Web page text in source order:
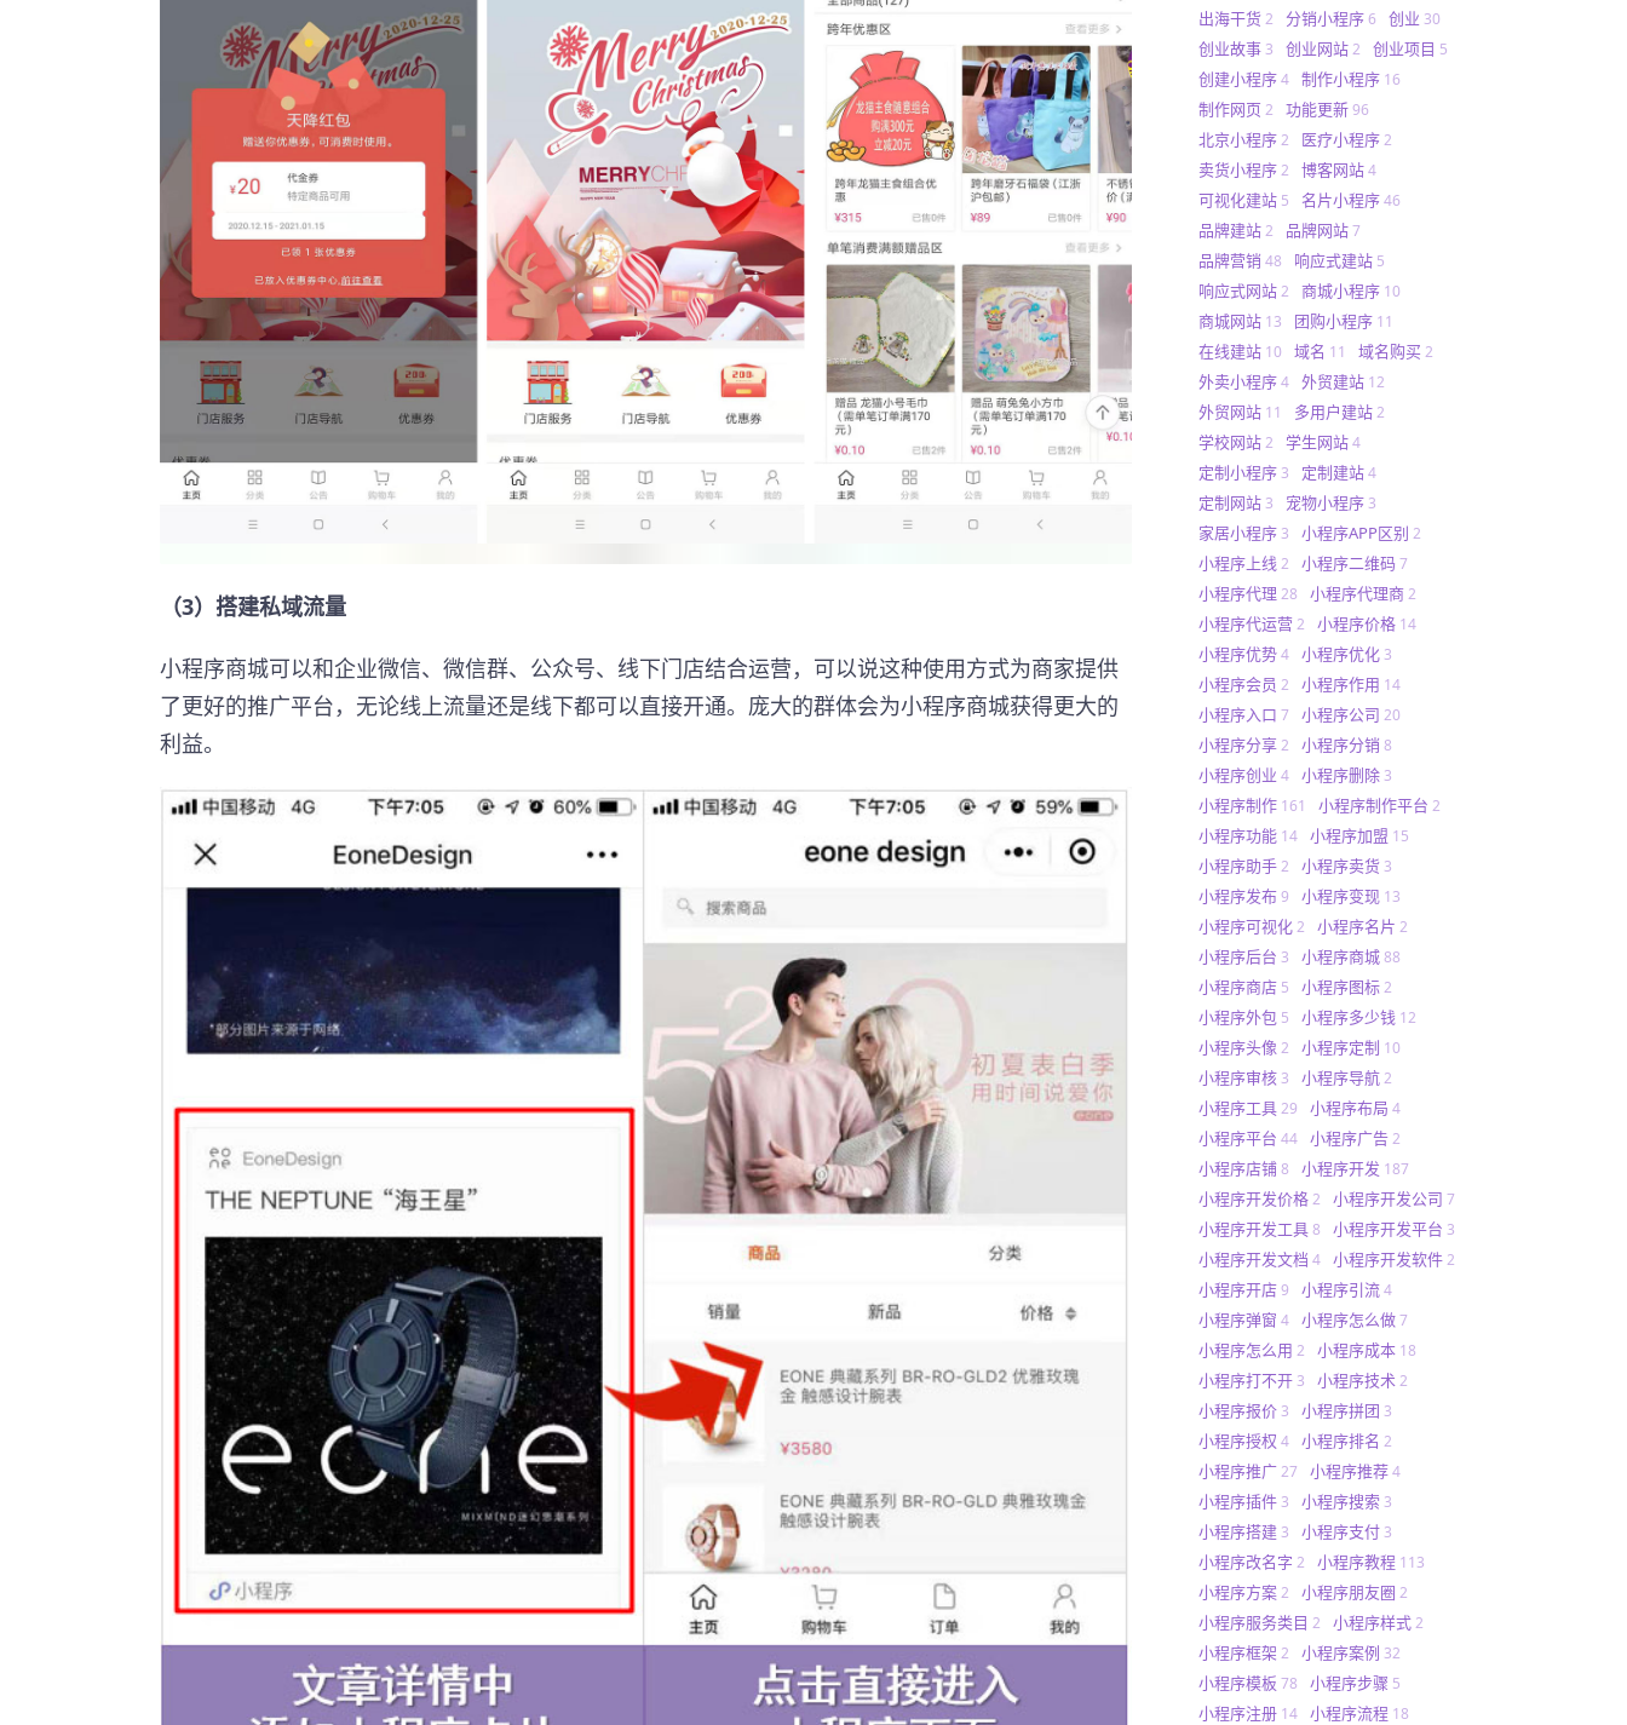
（3）搭建私域流量
小程序商城可以和企业微信、微信群、公众号、线下门店结合运营，可以说这种使用方式为商家提供
了更好的推广平台，无论线上流量还是线下都可以直接开通。庞大的群体会为小程序商城获得更大的
利益。
出海干货 2 分销小程序 6 创业 30
创业故事 3 创业网站 2 创业项目 5
创建小程序 4 制作小程序 16
制作网页 2 功能更新 96
北京小程序 2 医疗小程序 2
卖货小程序 2 博客网站 4
可视化建站 5 名片小程序 46
品牌建站 2 品牌网站 7
品牌营销 48 响应式建站 5
响应式网站 2 商城小程序 10
商城网站 13 团购小程序 11
在线建站 10 域名 11 域名购买 2
外卖小程序 4 外贸建站 12
外贸网站 11 多用户建站 2
学校网站 2 学生网站 4
定制小程序 3 定制建站 4
定制网站 3 宠物小程序 3
家居小程序 3 小程序APP区别 2
小程序上线 2 小程序二维码 7
小程序代理 28 小程序代理商 2
小程序代运营 2 小程序价格 14
小程序优势 4 小程序优化 3
小程序会员 2 小程序作用 14
小程序入口 7 小程序公司 20
小程序分享 2 小程序分销 8
小程序创业 4 小程序删除 3
小程序制作 161 小程序制作平台 2
小程序功能 14 小程序加盟 15
小程序助手 2 小程序卖货 3
小程序发布 9 小程序变现 13
小程序可视化 2 小程序名片 2
小程序后台 3 小程序商城 88
小程序商店 5 小程序图标 2
小程序外包 5 小程序多少钱 12
小程序头像 2 小程序定制 10
小程序审核 3 小程序导航 2
小程序工具 29 小程序布局 4
小程序平台 44 小程序广告 2
小程序店铺 8 小程序开发 187
小程序开发价格 2 小程序开发公司 7
小程序开发工具 8 小程序开发平台 3
小程序开发文档 4 小程序开发软件 2
小程序开店 9 小程序引流 4
小程序弹窗 4 小程序怎么做 7
小程序怎么用 2 小程序成本 18
小程序打不开 3 小程序技术 2
小程序报价 3 小程序拼团 3
小程序授权 4 小程序排名 2
小程序推广 27 小程序推荐 4
小程序插件 3 小程序搜索 3
小程序搭建 3 小程序支付 3
小程序改名字 2 小程序教程 113
小程序方案 2 小程序朋友圈 2
小程序服务类目 2 小程序样式 2
小程序框架 2 小程序案例 32
小程序模板 78 小程序步骤 5
小程序注册 14 小程序流程 18